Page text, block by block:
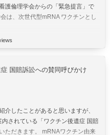
護倫理学会からの「緊急提言」で
は、次世代型mRNA ワクチンとし
国賠訴訟への賛同呼びかけ
介したことがあると思いますが、
内されている「ワクチン後遺症 国賠
ただきます。 mRNAワクチン由来